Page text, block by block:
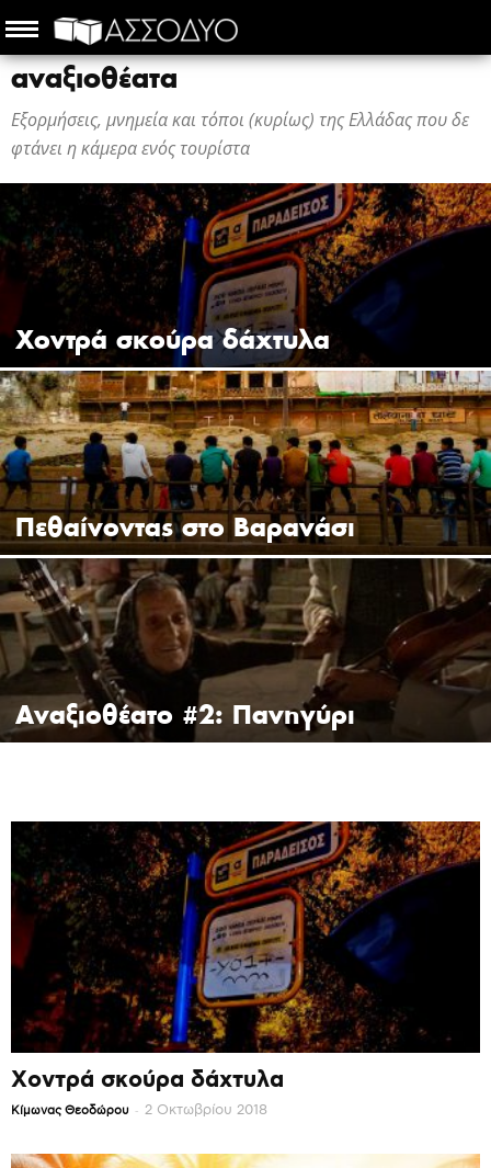
αναξιοθέατα
Εξορμήσεις, μνημεία και τόποι (κυρίως) της Ελλάδας που δε
φτάνει η κάμερα ενός τουρίστα
Χοντρά σκούρα δάχτυλα
Πεθαίνοντας στο Βαρανάσι
Αναξιοθέατο #2: Πανηγύρι
Χοντρά σκούρα δάχτυλα
Κίμωνας Θεοδώρου - 2 Οκτωβρίου 2018